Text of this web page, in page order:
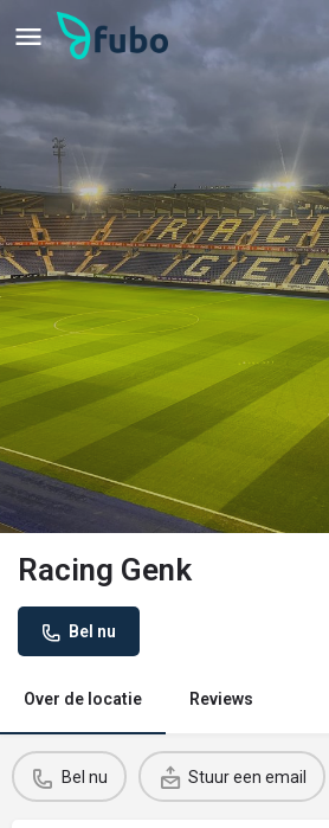
Racing Genk
Bel nu
Over de locatie Reviews
Bel nu Stuur een email